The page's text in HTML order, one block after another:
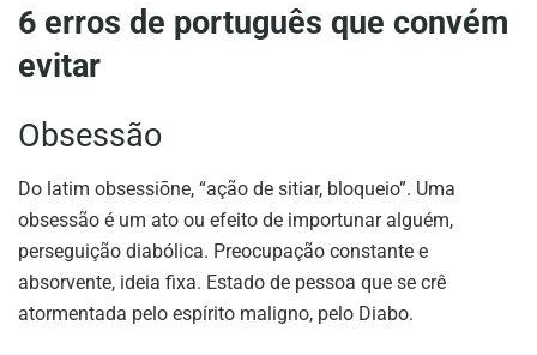
6 erros de português que convém
evitar
Obsessão
Do latim obsessiōne, “ação de sitiar, bloqueio”. Uma
obsessão é um ato ou efeito de importunar alguém,
perseguição diabólica. Preocupação constante e
absorvente, ideia fixa. Estado de pessoa que se crê
atormentada pelo espírito maligno, pelo Diabo.